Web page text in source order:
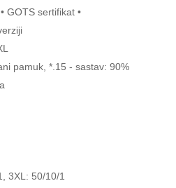
GOTS sertifikat •
pamuk, *.15 - sastav: 90%
3XL: 50/10/1